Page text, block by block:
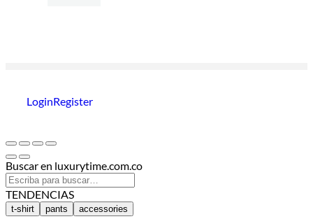
LoginRegister
Buscar en luxurytime.com.co
TENDENCIAS
t-shirt pants accessories